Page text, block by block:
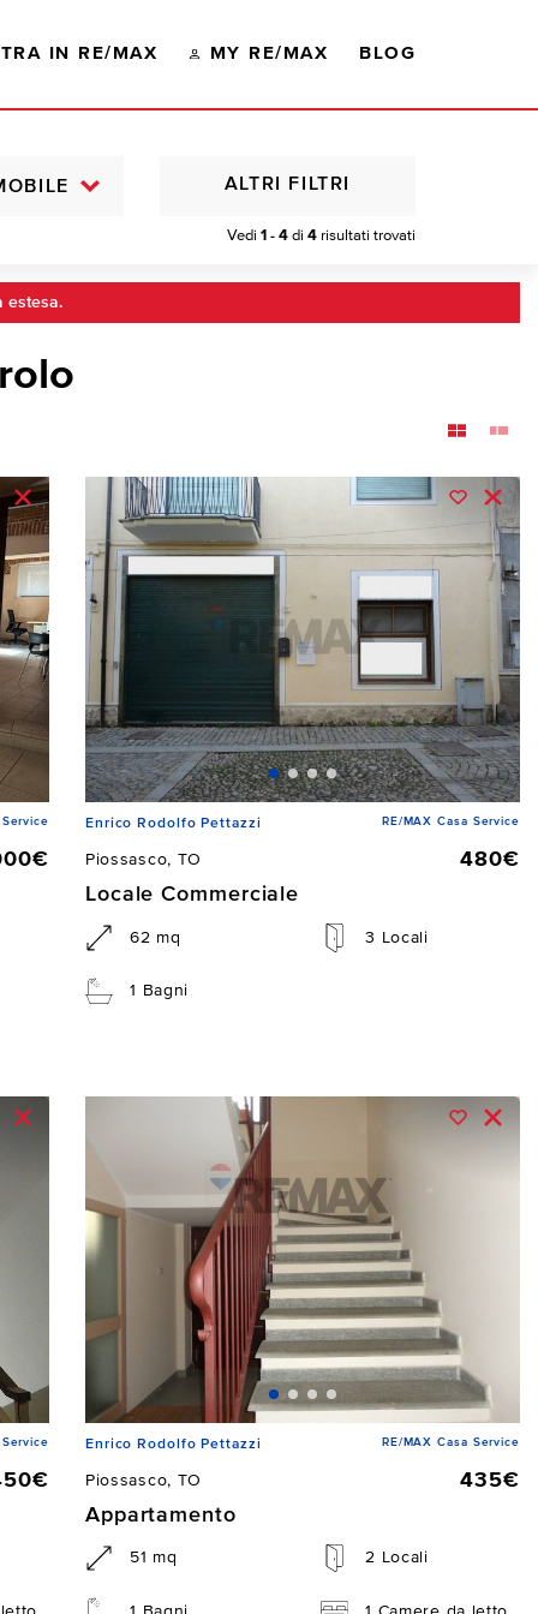
IN RE/MAX MY RE/MAX BLOG
Vedi 1 - 4 di 4 risultati trovati
ALTRI FILTRI
estesa.
Service Enrico Rodolfo Pettazzi RE/MAX Casa Service
Piossasco, TO
480€
Locale Commerciale
62 mq 3 Locali
1 Bagni
Service Enrico Rodolfo Pettazzi RE/MAX Casa Service
Piossasco, TO
435€
Appartamento
51 mq 2 Locali